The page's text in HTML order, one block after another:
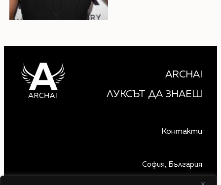
ARCHAI
ЛУКСЪТ ДА ЗНАЕШ
Контакти
София, България